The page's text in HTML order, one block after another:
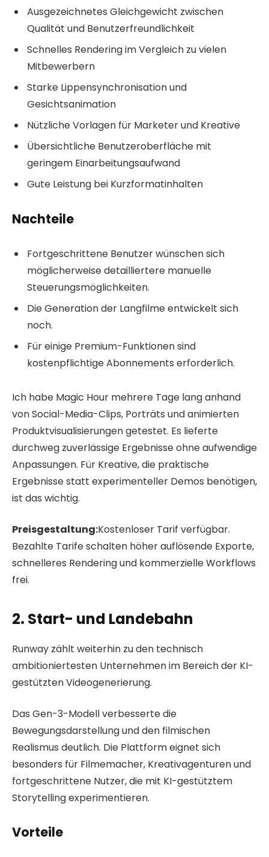
Ausgezeichnetes Gleichgewicht zwischen
Qualität und Benutzerfreundlichkeit
Schnelles Rendering im Vergleich zu vielen
Mitbewerbern
Starke Lippensynchronisation und
Gesichtsanimation
Nützliche Vorlagen für Marketer und Kreative
Übersichtliche Benutzeroberfläche mit
geringem Einarbeitungsaufwand
Gute Leistung bei Kurzformatinhalten
Nachteile
Fortgeschrittene Benutzer wünschen sich
möglicherweise detailliertere manuelle
Steuerungsmöglichkeiten.
Die Generation der Langfilme entwickelt sich
noch.
Für einige Premium-Funktionen sind
kostenpflichtige Abonnements erforderlich.
Ich habe Magic Hour mehrere Tage lang anhand
von Social-Media-Clips, Porträts und animierten
Produktvisualisierungen getestet. Es lieferte
durchweg zuverlässige Ergebnisse ohne aufwendige
Anpassungen. Für Kreative, die praktische
Ergebnisse statt experimenteller Demos benötigen,
ist das wichtig.
Preisgestaltung:Kostenloser Tarif verfügbar.
Bezahlte Tarife schalten höher auflösende Exporte,
schnelleres Rendering und kommerzielle Workflows
frei.
2. Start- und Landebahn
Runway zählt weiterhin zu den technisch
ambitioniertesten Unternehmen im Bereich der KI-
gestützten Videogenerierung.
Das Gen-3-Modell verbesserte die
Bewegungsdarstellung und den filmischen
Realismus deutlich. Die Plattform eignet sich
besonders für Filmemacher, Kreativagenturen und
fortgeschrittene Nutzer, die mit KI-gestütztem
Storytelling experimentieren.
Vorteile